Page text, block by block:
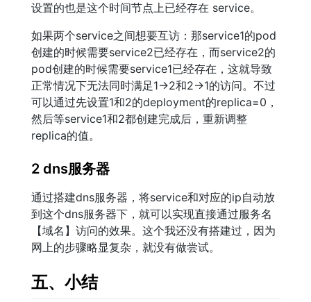
设置的也是这个时间节点上已经存在 service。
如果两个service之间想要互访：那service1的pod
创建的时候需要service2已经存在，而service2的
pod创建的时候需要service1已经存在，这就导致
正常情况下无法同时满足1->2和2->1的访问。不过
可以通过先设置1和2的deployment的replica=0，
然后等service1和2都创建完成后，重新调整
replica的值。
2 dns服务器
通过搭建dns服务器，将service和对应的ip自动放
到这个dns服务器下，就可以实现直接通过服务名
【域名】访问的效果。这个我还没有搭建过，因为
网上的步骤略显复杂，就没有做尝试。
五、小结